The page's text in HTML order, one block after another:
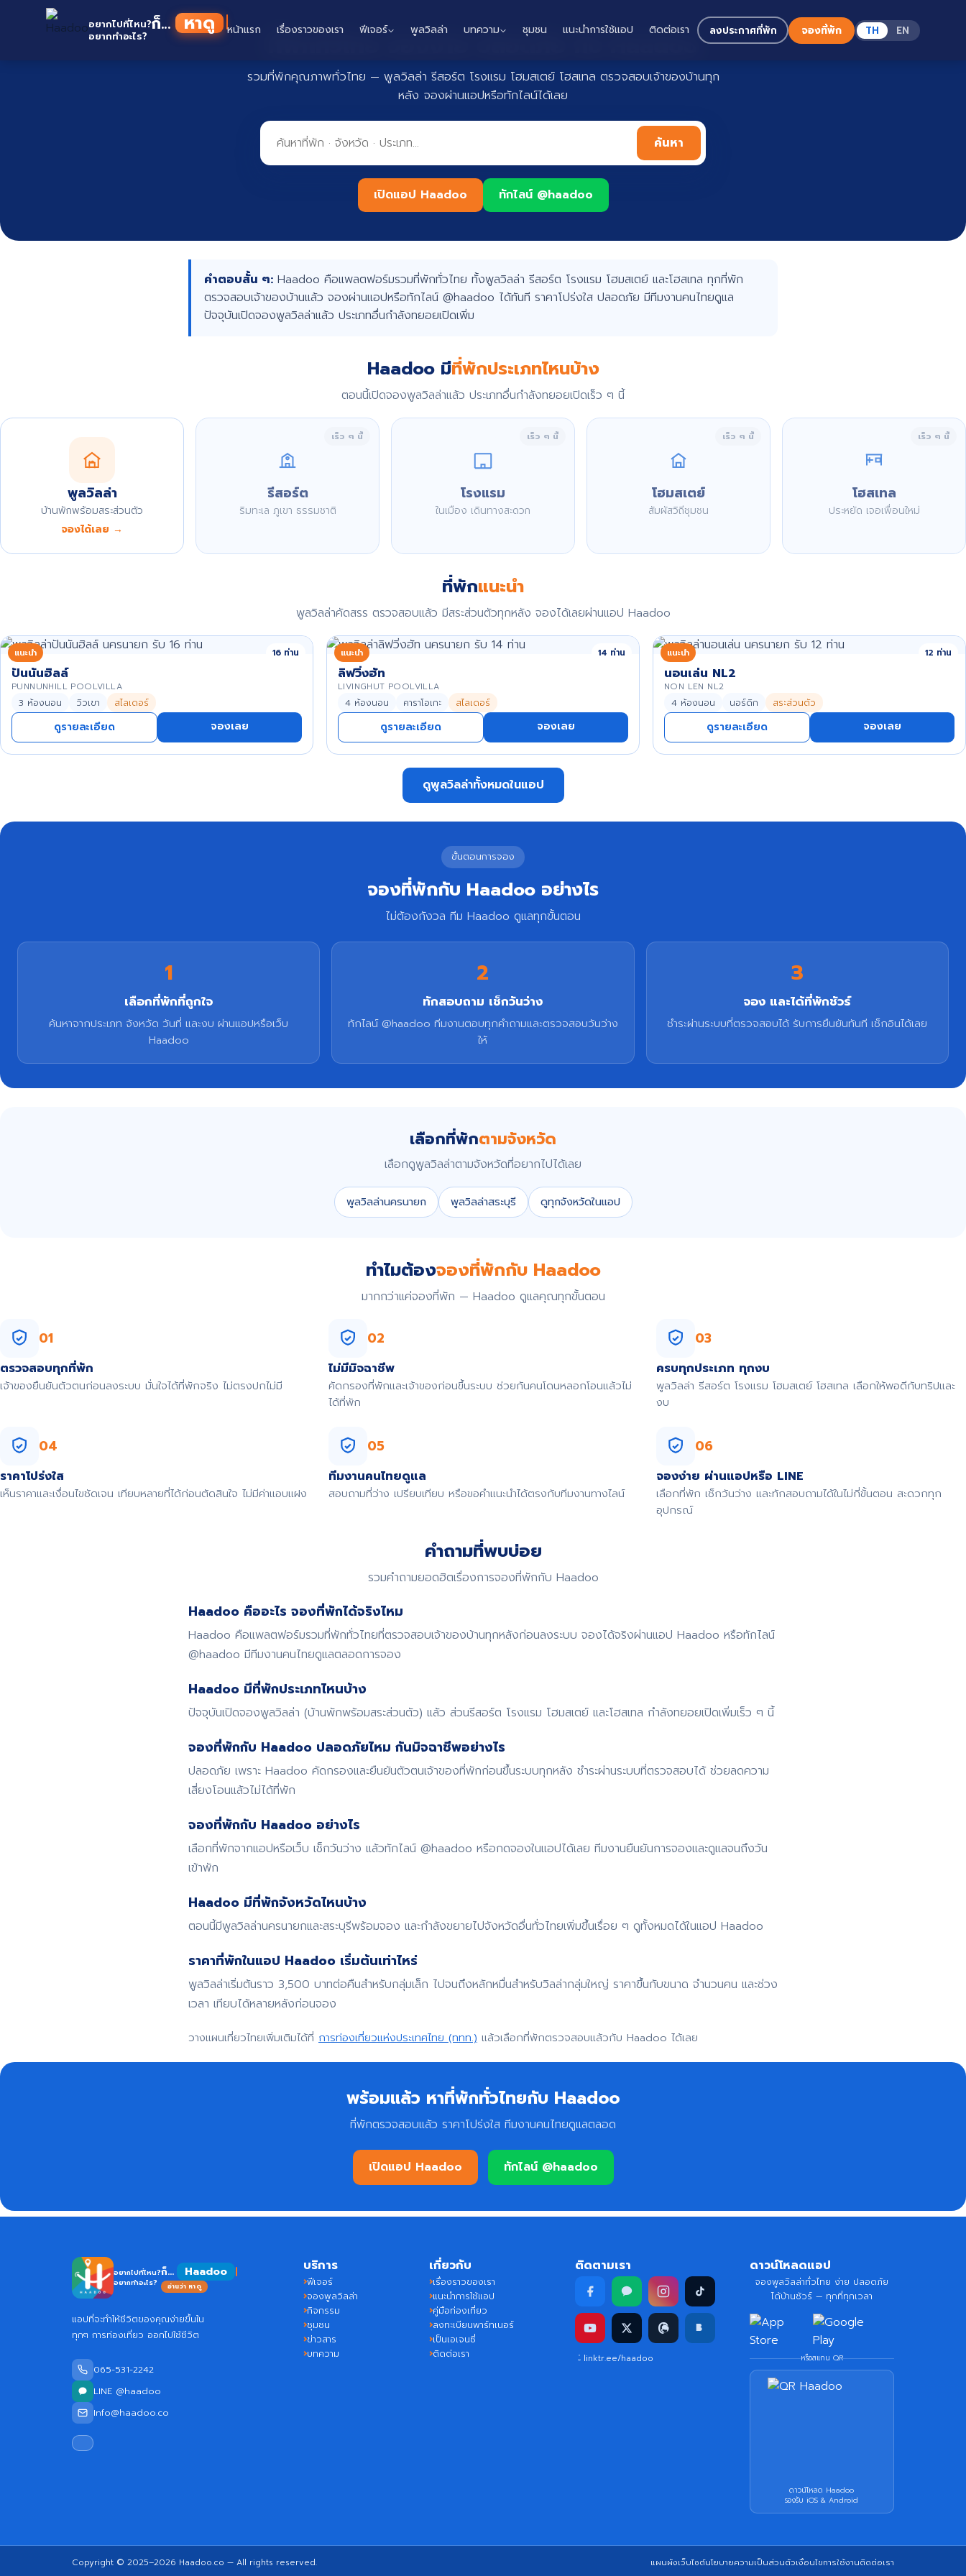
อยากไปที่ไหน?
อยากทำอะไร?
ก็... หาดู หน้าแรก เรื่องราวของเรา ฟีเจอร์ พูลวิลล่า บทความ ชุมชน แนะนำการใช้แอป ติดต่อเรา ลงประกาศที่พัก จองที่พัก TH EN
ที่พักทั่วไทย จองง่าย ปลอดภัย กับ Haadoo
รวมที่พักคุณภาพทั่วไทย — พูลวิลล่า รีสอร์ต โรงแรม โฮมสเตย์ โฮสเทล ตรวจสอบเจ้าของบ้านทุก
หลัง จองผ่านแอปหรือทักไลน์ได้เลย
ค้นหา
เปิดแอป Haadoo ทักไลน์ @haadoo
คำตอบสั้น ๆ: Haadoo คือแพลตฟอร์มรวมที่พักทั่วไทย ทั้งพูลวิลล่า รีสอร์ต โรงแรม โฮมสเตย์ และโฮสเทล ทุกที่พัก
ตรวจสอบเจ้าของบ้านแล้ว จองผ่านแอปหรือทักไลน์ @haadoo ได้ทันที ราคาโปร่งใส ปลอดภัย มีทีมงานคนไทยดูแล
ปัจจุบันเปิดจองพูลวิลล่าแล้ว ประเภทอื่นกำลังทยอยเปิดเพิ่ม
Haadoo มีที่พักประเภทไหนบ้าง
ตอนนี้เปิดจองพูลวิลล่าแล้ว ประเภทอื่นกำลังทยอยเปิดเร็ว ๆ นี้
พูลวิลล่า
บ้านพักพร้อมสระส่วนตัว
จองได้เลย →
เร็ว ๆ นี้
รีสอร์ต
ริมทะเล ภูเขา ธรรมชาติ
เร็ว ๆ นี้
โรงแรม
ในเมือง เดินทางสะดวก
เร็ว ๆ นี้
โฮมสเตย์
สัมผัสวิถีชุมชน
เร็ว ๆ นี้
โฮสเทล
ประหยัด เจอเพื่อนใหม่
ที่พักแนะนำ
พูลวิลล่าคัดสรร ตรวจสอบแล้ว มีสระส่วนตัวทุกหลัง จองได้เลยผ่านแอป Haadoo
แนะนำ 16 ท่าน
ปันนันฮิลล์
PUNNUNHILL POOLVILLA
3 ห้องนอน วิวเขา สไลเดอร์
ดูรายละเอียด จองเลย
แนะนำ 14 ท่าน
ลิฟวิ่งฮัท
LIVINGHUT POOLVILLA
4 ห้องนอน คาราโอเกะ สไลเดอร์
ดูรายละเอียด จองเลย
แนะนำ 12 ท่าน
นอนเล่น NL2
NON LEN NL2
4 ห้องนอน นอร์ดิก สระส่วนตัว
ดูรายละเอียด จองเลย
ดูพูลวิลล่าทั้งหมดในแอป
ขั้นตอนการจอง
จองที่พักกับ Haadoo อย่างไร
ไม่ต้องกังวล ทีม Haadoo ดูแลทุกขั้นตอน
1
เลือกที่พักที่ถูกใจ
ค้นหาจากประเภท จังหวัด วันที่ และงบ ผ่านแอปหรือเว็บ
Haadoo
2
ทักสอบถาม เช็กวันว่าง
ทักไลน์ @haadoo ทีมงานตอบทุกคำถามและตรวจสอบวันว่าง
ให้
3
จอง และได้ที่พักชัวร์
ชำระผ่านระบบที่ตรวจสอบได้ รับการยืนยันทันที เช็กอินได้เลย
เลือกที่พักตามจังหวัด
เลือกดูพูลวิลล่าตามจังหวัดที่อยากไปได้เลย
พูลวิลล่านครนายก พูลวิลล่าสระบุรี ดูทุกจังหวัดในแอป
ทำไมต้องจองที่พักกับ Haadoo
มากกว่าแค่จองที่พัก — Haadoo ดูแลคุณทุกขั้นตอน
01
ตรวจสอบทุกที่พัก
เจ้าของยืนยันตัวตนก่อนลงระบบ มั่นใจได้ที่พักจริง ไม่ตรงปกไม่มี
02
ไม่มีมิจฉาชีพ
คัดกรองที่พักและเจ้าของก่อนขึ้นระบบ ช่วยกันคนโดนหลอกโอนแล้วไม่
ได้ที่พัก
03
ครบทุกประเภท ทุกงบ
พูลวิลล่า รีสอร์ต โรงแรม โฮมสเตย์ โฮสเทล เลือกให้พอดีกับทริปและ
งบ
04
ราคาโปร่งใส
เห็นราคาและเงื่อนไขชัดเจน เทียบหลายที่ได้ก่อนตัดสินใจ ไม่มีค่าแอบแฝง
05
ทีมงานคนไทยดูแล
สอบถามที่ว่าง เปรียบเทียบ หรือขอคำแนะนำได้ตรงกับทีมงานทางไลน์
06
จองง่าย ผ่านแอปหรือ LINE
เลือกที่พัก เช็กวันว่าง และทักสอบถามได้ในไม่กี่ขั้นตอน สะดวกทุก
อุปกรณ์
คำถามที่พบบ่อย
รวมคำถามยอดฮิตเรื่องการจองที่พักกับ Haadoo
Haadoo คืออะไร จองที่พักได้จริงไหม
Haadoo คือแพลตฟอร์มรวมที่พักทั่วไทยที่ตรวจสอบเจ้าของบ้านทุกหลังก่อนลงระบบ จองได้จริงผ่านแอป Haadoo หรือทักไลน์
@haadoo มีทีมงานคนไทยดูแลตลอดการจอง
Haadoo มีที่พักประเภทไหนบ้าง
ปัจจุบันเปิดจองพูลวิลล่า (บ้านพักพร้อมสระส่วนตัว) แล้ว ส่วนรีสอร์ต โรงแรม โฮมสเตย์ และโฮสเทล กำลังทยอยเปิดเพิ่มเร็ว ๆ นี้
จองที่พักกับ Haadoo ปลอดภัยไหม กันมิจฉาชีพอย่างไร
ปลอดภัย เพราะ Haadoo คัดกรองและยืนยันตัวตนเจ้าของที่พักก่อนขึ้นระบบทุกหลัง ชำระผ่านระบบที่ตรวจสอบได้ ช่วยลดความ
เสี่ยงโอนแล้วไม่ได้ที่พัก
จองที่พักกับ Haadoo อย่างไร
เลือกที่พักจากแอปหรือเว็บ เช็กวันว่าง แล้วทักไลน์ @haadoo หรือกดจองในแอปได้เลย ทีมงานยืนยันการจองและดูแลจนถึงวัน
เข้าพัก
Haadoo มีที่พักจังหวัดไหนบ้าง
ตอนนี้มีพูลวิลล่านครนายกและสระบุรีพร้อมจอง และกำลังขยายไปจังหวัดอื่นทั่วไทยเพิ่มขึ้นเรื่อย ๆ ดูทั้งหมดได้ในแอป Haadoo
ราคาที่พักในแอป Haadoo เริ่มต้นเท่าไหร่
พูลวิลล่าเริ่มต้นราว 3,500 บาทต่อคืนสำหรับกลุ่มเล็ก ไปจนถึงหลักหมื่นสำหรับวิลล่ากลุ่มใหญ่ ราคาขึ้นกับขนาด จำนวนคน และช่วง
เวลา เทียบได้หลายหลังก่อนจอง
วางแผนเที่ยวไทยเพิ่มเติมได้ที่ การท่องเที่ยวแห่งประเทศไทย (ททท.) แล้วเลือกที่พักตรวจสอบแล้วกับ Haadoo ได้เลย
พร้อมแล้ว หาที่พักทั่วไทยกับ Haadoo
ที่พักตรวจสอบแล้ว ราคาโปร่งใส ทีมงานคนไทยดูแลตลอด
เปิดแอป Haadoo ทักไลน์ @haadoo
อยากไปที่ไหน?
อยากทำอะไร?
ก็...
อ่านว่า หาดู
แอปที่จะทำให้ชีวิตของคุณง่ายขึ้นใน
ทุกๆ การท่องเที่ยว ออกไปใช้ชีวิต
065-531-2242
LINE @haadoo
Info@haadoo.co
บริการ
ฟีเจอร์
จองพูลวิลล่า
กิจกรรม
ชุมชน
ข่าวสาร
บทความ
เกี่ยวกับ
เรื่องราวของเรา
แนะนำการใช้แอป
คู่มือท่องเที่ยว
ลงทะเบียนพาร์ทเนอร์
เป็นเอเจนซี่
ติดต่อเรา
ติดตามเรา
linktr.ee/haadoo
ดาวน์โหลดแอป
จองพูลวิลล่าทั่วไทย ง่าย ปลอดภัย
ได้บ้านชัวร์ — ทุกที่ทุกเวลา
หรือสแกน QR
ดาวน์โหลด Haadoo
รองรับ iOS & Android
Copyright © 2025–2026 Haadoo.co — All rights reserved. แผนผังเว็บไซต์นโยบายความเป็นส่วนตัวเงื่อนไขการใช้งานติดต่อเรา